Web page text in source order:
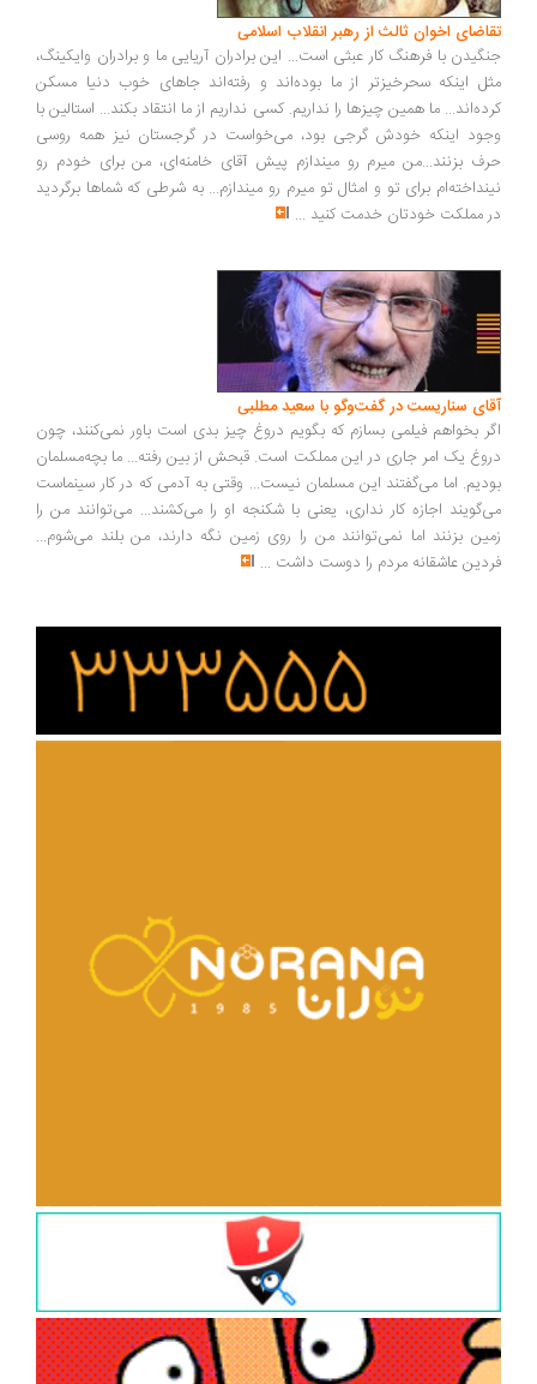
تقاضای اخوان ثالث از رهبر انقلاب اسلامی
جنگیدن با فرهنگ کار عبثی است... این برادران آریایی ما و برادران وایکینگ،
مثل اینکه سحرخیزتر از ما بوده‌اند و رفته‌اند جاهای خوب دنیا مسکن
کرده‌اند... ما همین چیزها را نداریم. کسی نداریم از ما انتقاد بکند... استالین با
وجود اینکه خودش گرجی بود، می‌خواست در گرجستان نیز همه روسی
حرف بزنند...من میرم رو میندازم پیش آقای خامنه‌ای، من برای خودم رو
نینداخته‌ام برای تو و امثال تو میرم رو میندازم... به شرطی که شماها برگردید
در مملکت خودتان خدمت کنید ...
آقای سناریست در گفت‌وگو با سعید مطلبی
اگر بخواهم فیلمی بسازم که بگویم دروغ چیز بدی است باور نمی‌کنند، چون
دروغ یک امر جاری در این مملکت است. قبحش از بین رفته... ما بچه‌مسلمان
بودیم. اما می‌گفتند این مسلمان نیست... وقتی به آدمی که در کار سینماست
می‌گویند اجازه کار نداری، یعنی با شکنجه او را می‌کشند... می‌توانند من را
زمین بزنند اما نمی‌توانند من را روی زمین نگه دارند، من بلند می‌شوم...
فردین عاشقانه مردم را دوست داشت ...